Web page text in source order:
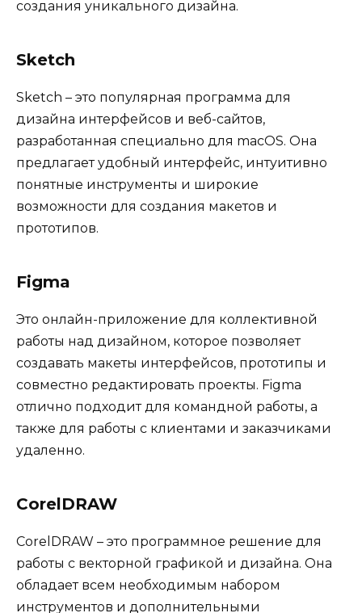
создания уникального дизайна.
Sketch
Sketch – это популярная программа для
дизайна интерфейсов и веб-сайтов,
разработанная специально для macOS. Она
предлагает удобный интерфейс, интуитивно
понятные инструменты и широкие
возможности для создания макетов и
прототипов.
Figma
Это онлайн-приложение для коллективной
работы над дизайном, которое позволяет
создавать макеты интерфейсов, прототипы и
совместно редактировать проекты. Figma
отлично подходит для командной работы, а
также для работы с клиентами и заказчиками
удаленно.
CorelDRAW
CorelDRAW – это программное решение для
работы с векторной графикой и дизайна. Она
обладает всем необходимым набором
инструментов и дополнительными